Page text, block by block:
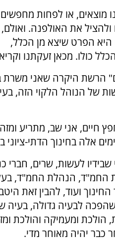
מוצאים, או לפחות
ולהציל את האולפנה.
היא הפרט שיצא מן הכלל,
כולו. מכאן זעקתנו
הרשת היקרה שאני משרת
של הנוהל הלקוי הזה,
אני שב, מתריע
אלה בחינוך הדתי-
שבידיו לעשות, שרים, חברי
החמ"ד, הנהלת החמ"ד,
ועוד, להבין זאת
לבעיה גדולה, בעיה
הולכת ומעמיקה והולכת
כבר יהיה מאוחר מדי.